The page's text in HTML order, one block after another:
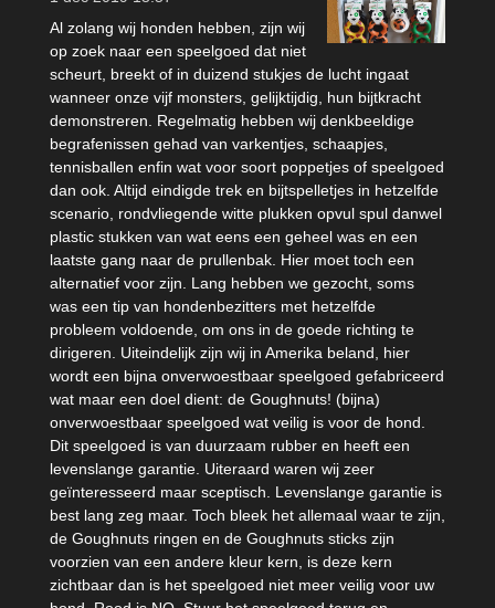
Al zolang wij honden hebben, zijn wij
op zoek naar een speelgoed dat niet
scheurt, breekt of in duizend stukjes de lucht ingaat
wanneer onze vijf monsters, gelijktijdig, hun bijtkracht
demonstreren. Regelmatig hebben wij denkbeeldige
begrafenissen gehad van varkentjes, schaapjes,
tennisballen enfin wat voor soort poppetjes of speelgoed
dan ook. Altijd eindigde trek en bijtspelletjes in hetzelfde
scenario, rondvliegende witte plukken opvul spul danwel
plastic stukken van wat eens een geheel was en een
laatste gang naar de prullenbak. Hier moet toch een
alternatief voor zijn. Lang hebben we gezocht, soms
was een tip van hondenbezitters met hetzelfde
probleem voldoende, om ons in de goede richting te
dirigeren. Uiteindelijk zijn wij in Amerika beland, hier
wordt een bijna onverwoestbaar speelgoed gefabriceerd
wat maar een doel dient: de Goughnuts! (bijna)
onverwoestbaar speelgoed wat veilig is voor de hond.
Dit speelgoed is van duurzaam rubber en heeft een
levenslange garantie. Uiteraard waren wij zeer
geïnteresseerd maar sceptisch. Levenslange garantie is
best lang zeg maar. Toch bleek het allemaal waar te zijn,
de Goughnuts ringen en de Goughnuts sticks zijn
voorzien van een andere kleur kern, is deze kern
zichtbaar dan is het speelgoed niet meer veilig voor uw